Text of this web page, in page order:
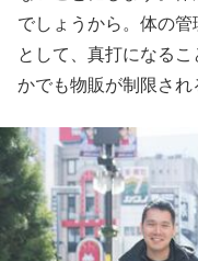
でしょうから。体の
として、真打になる
かでも物販が制限され